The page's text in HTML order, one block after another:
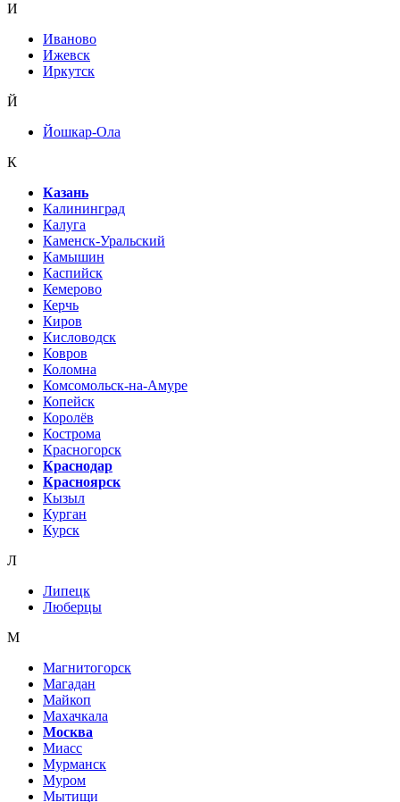
И
Иваново
Ижевск
Иркутск
Й
Йошкар-Ола
К
Казань
Калининград
Калуга
Каменск-Уральский
Камышин
Каспийск
Кемерово
Керчь
Киров
Кисловодск
Ковров
Коломна
Комсомольск-на-Амуре
Копейск
Королёв
Кострома
Красногорск
Краснодар
Красноярск
Кызыл
Курган
Курск
Л
Липецк
Люберцы
М
Магнитогорск
Магадан
Майкоп
Махачкала
Москва
Миасс
Мурманск
Муром
Мытищи